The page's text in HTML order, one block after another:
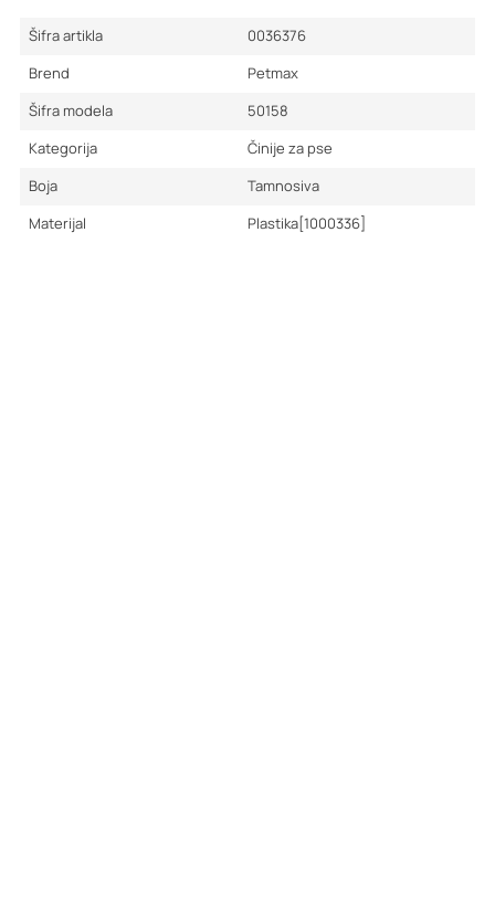
Šifra artikla
0036376
Brend
Petmax
Šifra modela
50158
Kategorija
Činije za pse
Boja
Tamnosiva
Materijal
Plastika[1000336]